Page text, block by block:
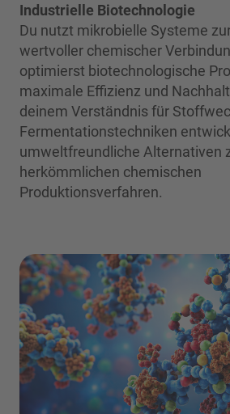
Industrielle Biotechnologie
Du nutzt mikrobielle Systeme
wertvoller chemischer
optimierst biotechnologische
maximale Effizienz und
deinem Verständnis für
Fermentationstechniken
umweltfreundliche Alternativen
herkömmlichen chemischen
Produktionsverfahren.